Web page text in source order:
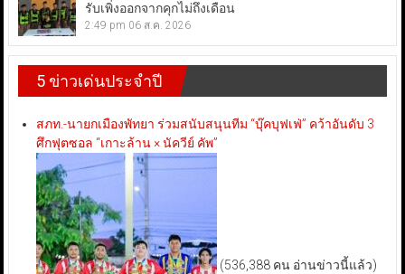
รับเพิ่งออกจากคุกไม่ถึงเดือน
2:49 pm 06 ส.ค. 2026
5 ข่าวเด่นประจำปี
สภท.-นายกเมืองพัทยา ร่วมสนับสนุนทีม “บุ๊คบุฟเฟ่” คว้าอันดับ 3
ศึกฟุตซอล “เกาะล้าน × นัควีย์ คัพ”
(536,388 คน อ่านข่าวนี้แล้ว)